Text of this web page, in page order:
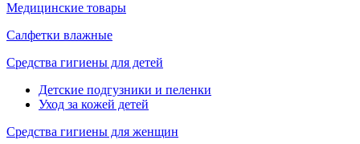
Медицинские товары
Салфетки влажные
Средства гигиены для детей
Детские подгузники и пеленки
Уход за кожей детей
Средства гигиены для женщин